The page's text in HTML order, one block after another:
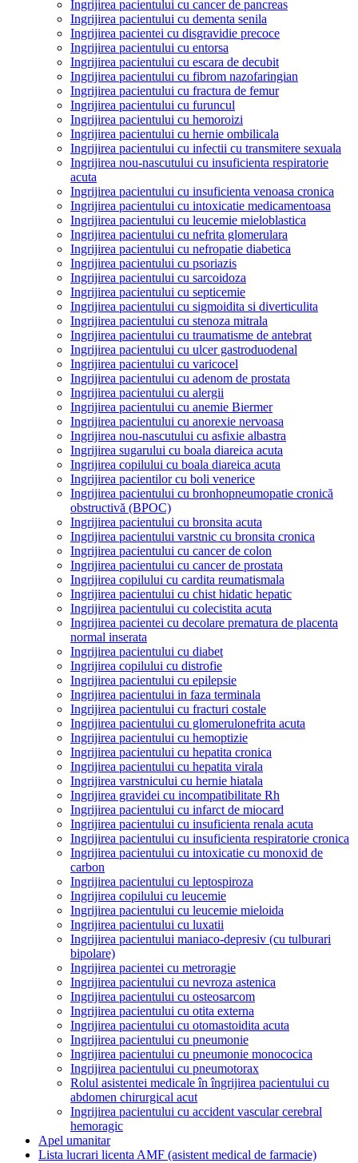
Ingrijirea pacientului cu cancer de pancreas
Ingrijirea pacientului cu dementa senila
Ingrijirea pacientei cu disgravidie precoce
Ingrijirea pacientului cu entorsa
Ingrijirea pacientului cu escara de decubit
Ingrijirea pacientului cu fibrom nazofaringian
Ingrijirea pacientului cu fractura de femur
Ingrijirea pacientului cu furuncul
Ingrijirea pacientului cu hemoroizi
Ingrijirea pacientului cu hernie ombilicala
Ingrijirea pacientului cu infectii cu transmitere sexuala
Ingrijirea nou-nascutului cu insuficienta respiratorie
acuta
Ingrijirea pacientului cu insuficienta venoasa cronica
Ingrijirea pacientului cu intoxicatie medicamentoasa
Ingrijirea pacientului cu leucemie mieloblastica
Ingrijirea pacientului cu nefrita glomerulara
Ingrijirea pacientului cu nefropatie diabetica
Ingrijirea pacientului cu psoriazis
Ingrijirea pacientului cu sarcoidoza
Ingrijirea pacientului cu septicemie
Ingrijirea pacientului cu sigmoidita si diverticulita
Ingrijirea pacientului cu stenoza mitrala
Ingrijirea pacientului cu traumatisme de antebrat
Ingrijirea pacientului cu ulcer gastroduodenal
Ingrijirea pacientului cu varicocel
Ingrijirea pacientului cu adenom de prostata
Ingrijirea pacientului cu alergii
Ingrijirea pacientului cu anemie Biermer
Ingrijirea pacientului cu anorexie nervoasa
Ingrijirea nou-nascutului cu asfixie albastra
Ingrijirea sugarului cu boala diareica acuta
Ingrijirea copilului cu boala diareica acuta
Ingrijirea pacientilor cu boli venerice
Ingrijirea pacientului cu bronhopneumopatie cronică
obstructivă (BPOC)
Ingrijirea pacientului cu bronsita acuta
Ingrijirea pacientului varstnic cu bronsita cronica
Ingrijirea pacientului cu cancer de colon
Ingrijirea pacientului cu cancer de prostata
Ingrijirea copilului cu cardita reumatismala
Ingrijirea pacientului cu chist hidatic hepatic
Ingrijirea pacientului cu colecistita acuta
Ingrijirea pacientei cu decolare prematura de placenta
normal inserata
Ingrijirea pacientului cu diabet
Ingrijirea copilului cu distrofie
Ingrijirea pacientului cu epilepsie
Ingrijirea pacientului in faza terminala
Ingrijirea pacientului cu fracturi costale
Ingrijirea pacientului cu glomerulonefrita acuta
Ingrijirea pacientului cu hemoptizie
Ingrijirea pacientului cu hepatita cronica
Ingrijirea pacientului cu hepatita virala
Ingrijirea varstnicului cu hernie hiatala
Ingrijirea gravidei cu incompatibilitate Rh
Ingrijirea pacientului cu infarct de miocard
Ingrijirea pacientului cu insuficienta renala acuta
Ingrijirea pacientului cu insuficienta respiratorie cronica
Ingrijirea pacientului cu intoxicatie cu monoxid de
carbon
Ingrijirea pacientului cu leptospiroza
Ingrijirea copilului cu leucemie
Ingrijirea pacientului cu leucemie mieloida
Ingrijirea pacientului cu luxatii
Ingrijirea pacientului maniaco-depresiv (cu tulburari
bipolare)
Ingrijirea pacientei cu metroragie
Ingrijirea pacientului cu nevroza astenica
Ingrijirea pacientului cu osteosarcom
Ingrijirea pacientului cu otita externa
Ingrijirea pacientului cu otomastoidita acuta
Ingrijirea pacientului cu pneumonie
Ingrijirea pacientului cu pneumonie monococica
Ingrijirea pacientului cu pneumotorax
Rolul asistentei medicale în îngrijirea pacientului cu
abdomen chirurgical acut
Ingrijirea pacientului cu accident vascular cerebral
hemoragic
Apel umanitar
Lista lucrari licenta AMF (asistent medical de farmacie)